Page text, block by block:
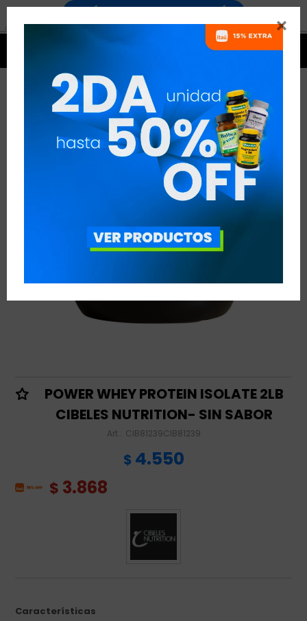

POWER WHEY PROTEIN ISOLATE 2LB
CIBELES NUTRITION- SIN SABOR
CIB81239CIB81239
$ 4.550
$ 3.868
Características